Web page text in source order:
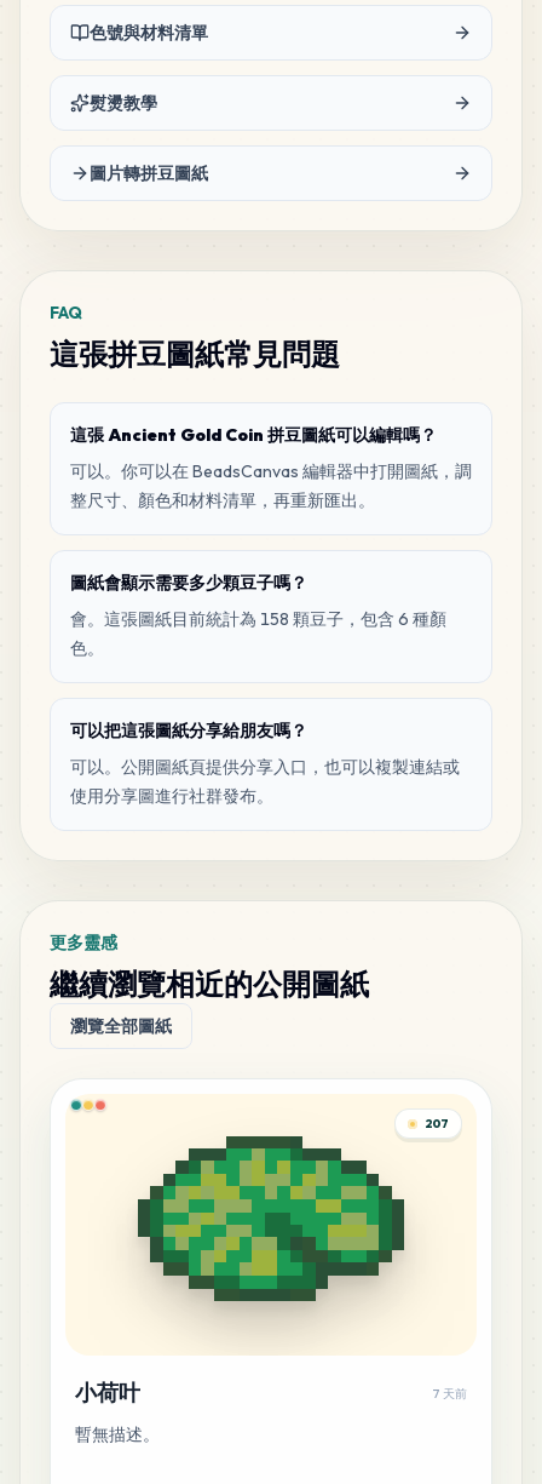
色號與材料清單
熨燙教學
圖片轉拼豆圖紙
FAQ
這張拼豆圖紙常見問題
這張 Ancient Gold Coin 拼豆圖紙可以編輯嗎？
可以。你可以在 BeadsCanvas 編輯器中打開圖紙，調
整尺寸、顏色和材料清單，再重新匯出。
圖紙會顯示需要多少顆豆子嗎？
會。這張圖紙目前統計為 158 顆豆子，包含 6 種顏
色。
可以把這張圖紙分享給朋友嗎？
可以。公開圖紙頁提供分享入口，也可以複製連結或
使用分享圖進行社群發布。
更多靈感
繼續瀏覽相近的公開圖紙
瀏覽全部圖紙
207
小荷叶 7 天前
暫無描述。